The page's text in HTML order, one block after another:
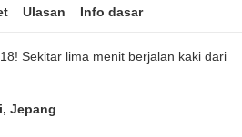
Ulasan Info dasar
Sekitar lima menit berjalan kaki dari
Jepang